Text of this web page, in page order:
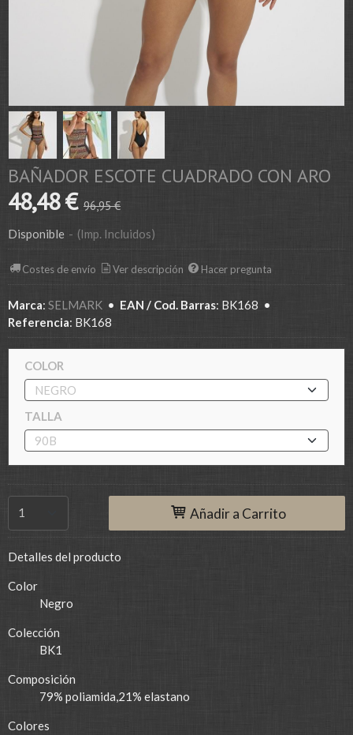
BAÑADOR ESCOTE CUADRADO CON ARO
48,48 € 96,95 €
Disponible - (Imp. Incluidos)
Costes de envío Ver descripción Hacer pregunta
Marca: SELMARK • EAN / Cod. Barras: BK168 •
Referencia: BK168
COLOR
TALLA
Añadir a Carrito
Detalles del producto
Color
Negro
Colección
BK1
Composición
79% poliamida,21% elastano
Colores